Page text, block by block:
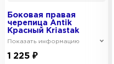
Боковая правая
черепица Antik
Красный Kriastak
Показать информацию
1 225 ₽